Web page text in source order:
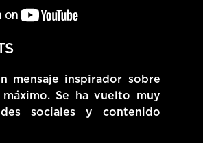
mensaje inspirador sobre
Se ha vuelto muy
sociales y contenido